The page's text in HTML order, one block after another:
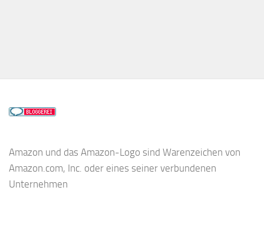
Amazon und das Amazon-Logo sind Warenzeichen von
Amazon.com, Inc. oder eines seiner verbundenen
Unternehmen